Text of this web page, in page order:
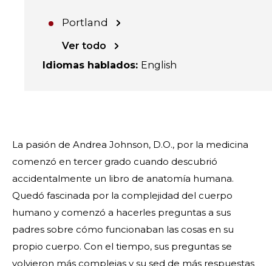
Portland
Ver todo
Idiomas hablados: English
La pasión de Andrea Johnson, D.O., por la medicina
comenzó en tercer grado cuando descubrió
accidentalmente un libro de anatomía humana.
Quedó fascinada por la complejidad del cuerpo
humano y comenzó a hacerles preguntas a sus
padres sobre cómo funcionaban las cosas en su
propio cuerpo. Con el tiempo, sus preguntas se
volvieron más complejas y su sed de más respuestas